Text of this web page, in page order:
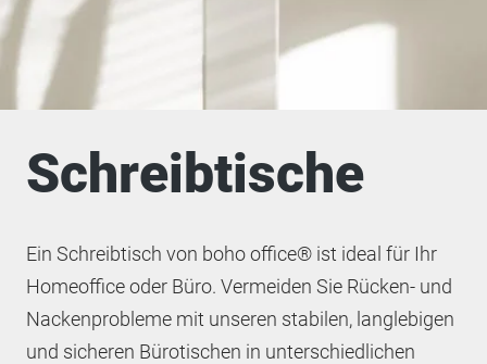
Schreibtische
Ein Schreibtisch von boho office® ist ideal für Ihr
Homeoffice oder Büro. Vermeiden Sie Rücken- und
Nackenprobleme mit unseren stabilen, langlebigen
und sicheren Bürotischen in unterschiedlichen